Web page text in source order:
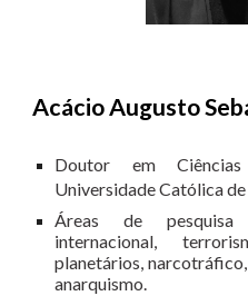
Acácio Augusto
Doutor em
Universidade Católica de
Áreas de pesquisa
internacional,
planetários,
anarquismo.